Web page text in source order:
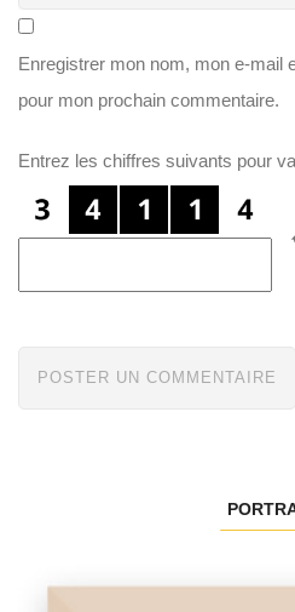
Enregistrer mon nom, mon e-mail
pour mon prochain commentaire.
Entrez les chiffres suivants pour